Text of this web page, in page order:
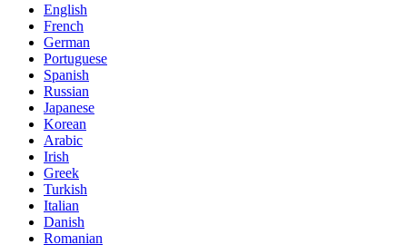
English
French
German
Portuguese
Spanish
Russian
Japanese
Korean
Arabic
Irish
Greek
Turkish
Italian
Danish
Romanian